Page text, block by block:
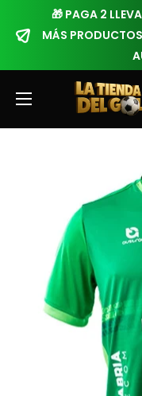
🎁 PAGA 2
MÁS